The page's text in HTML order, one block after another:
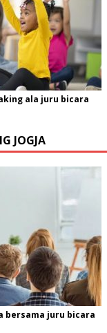
ala juru bicara
JOGJA
bersama juru bicara